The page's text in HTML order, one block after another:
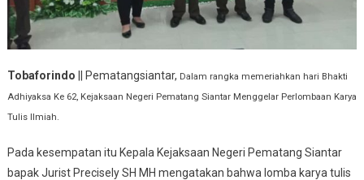
Tobaforindo || Pematangsiantar, Dalam rangka memeriahkan hari Bhakti
Adhiyaksa Ke 62, Kejaksaan Negeri Pematang Siantar Menggelar Perlombaan Karya
Tulis Ilmiah.
Pada kesempatan itu Kepala Kejaksaan Negeri Pematang Siantar
bapak Jurist Precisely SH MH mengatakan bahwa lomba karya tulis